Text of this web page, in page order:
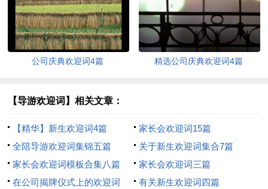
公司庆典欢迎词4篇 精选公司庆典欢迎词4篇
【导游欢迎词】相关文章：
【精华】新生欢迎词4篇
家长会欢迎词15篇
全陪导游欢迎词集锦五篇
关于新生欢迎词集合7篇
家长会欢迎词模板合集八篇
家长会欢迎词三篇
在公司揭牌仪式上的欢迎词
有关新生欢迎词四篇